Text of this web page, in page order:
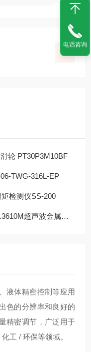
轮 PT30P3M10BF
TWG-316L-EP
检测仪SS-200
超声波金属接合机
液体精密控制等应用
色的分辨率和良好的
精密调节，广泛用于
工 / 环保等领域。
电话咨询